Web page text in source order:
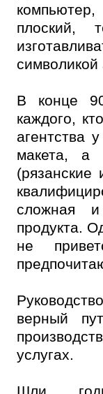
плоский,
символикой
В конце
каждого,
агентства
макета, а
сложная и
продукта.
не
верный
услугах.